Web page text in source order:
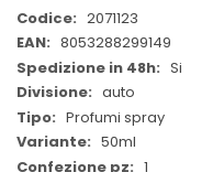
Maggiori
Informazioni
2071123
8053288299149
Si
auto
Profumi spray
50ml
1